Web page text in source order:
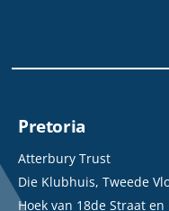
Pretoria
Atterbury Trust
Die Klubhuis, Tweede
Hoek van 18de Straat en